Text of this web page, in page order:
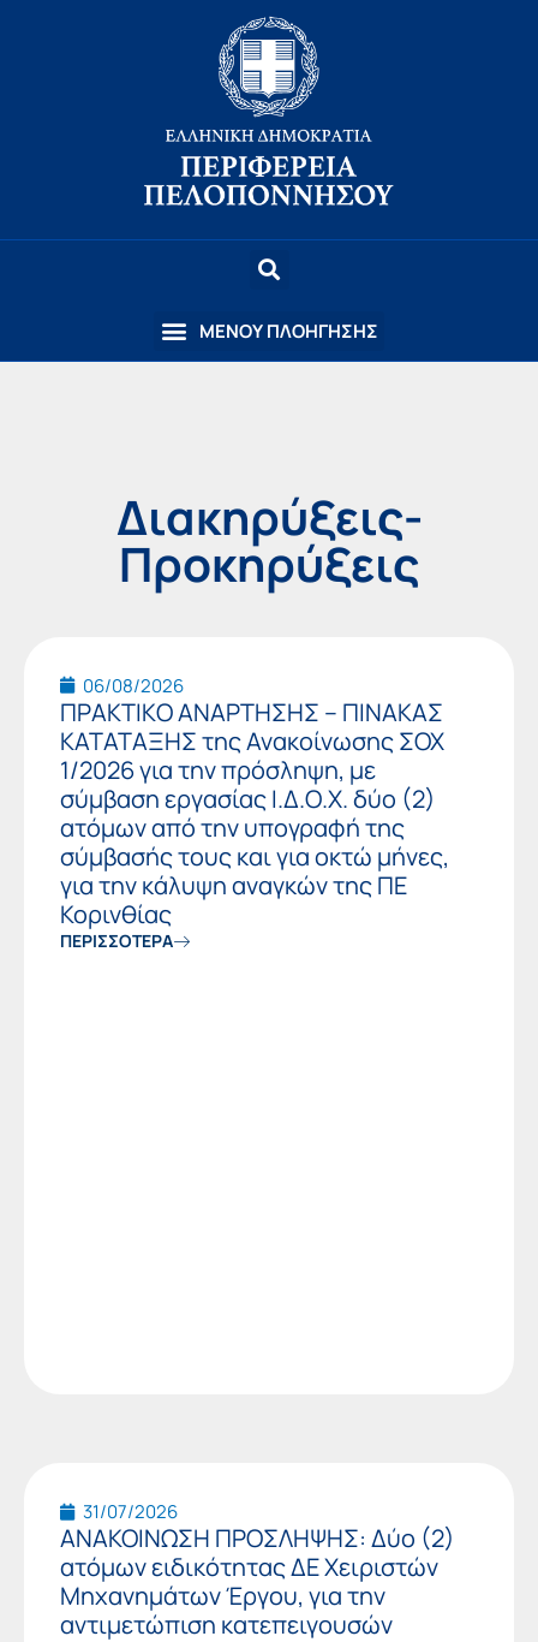
Διακηρύξεις-
Προκηρύξεις
06/08/2026
ΠΡΑΚΤΙΚO ΑΝΑΡΤΗΣΗΣ – ΠΙΝΑΚΑΣ
ΚΑΤΑΤΑΞΗΣ της Ανακοίνωσης ΣΟΧ
1/2026 για την πρόσληψη, με
σύμβαση εργασίας Ι.Δ.Ο.Χ. δύο (2)
ατόμων από την υπογραφή της
σύμβασής τους και για οκτώ μήνες,
για την κάλυψη αναγκών της ΠΕ
Κορινθίας
ΠΕΡΙΣΣΟΤΕΡΑ
31/07/2026
ΑΝΑΚΟΙΝΩΣΗ ΠΡΟΣΛΗΨΗΣ: Δύο (2)
ατόμων ειδικότητας ΔΕ Χειριστών
Μηχανημάτων Έργου, για την
αντιμετώπιση κατεπειγουσών